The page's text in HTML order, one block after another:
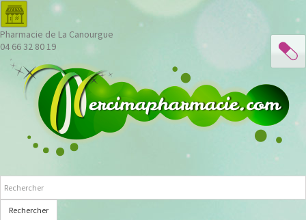
Pharmacie de La Canourgue
04 66 32 80 19
Rechercher